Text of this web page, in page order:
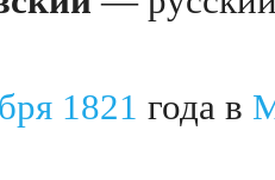
1821 года в